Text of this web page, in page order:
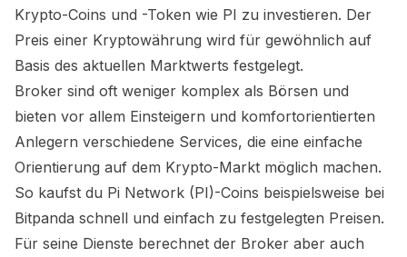
Krypto-Coins und -Token wie PI zu investieren. Der
Preis einer Kryptowährung wird für gewöhnlich auf
Basis des aktuellen Marktwerts festgelegt.
Broker sind oft weniger komplex als Börsen und
bieten vor allem Einsteigern und komfortorientierten
Anlegern verschiedene Services, die eine einfache
Orientierung auf dem Krypto-Markt möglich machen.
So kaufst du Pi Network (PI)-Coins beispielsweise bei
Bitpanda schnell und einfach zu festgelegten Preisen.
Für seine Dienste berechnet der Broker aber auch